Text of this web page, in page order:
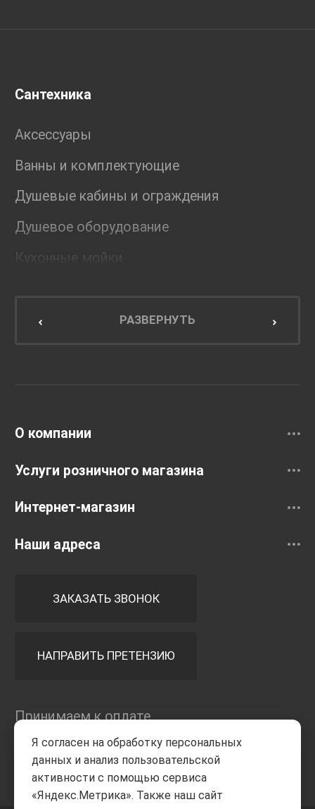
Сантехника
Аксессуары
Ванны и комплектующие
Душевые кабины и ограждения
Душевое оборудование
Кухонные мойки
Мебель для кухниРАЗВЕРНУТЬ
О компании
Услуги розничного магазина
Интернет-магазин
Наши адреса
ЗАКАЗАТЬ ЗВОНОК
НАПРАВИТЬ ПРЕТЕНЗИЮ
Принимаем к оплате
Я согласен на обработку персональных
данных и анализ пользовательской
активности с помощью сервиса
«Яндекс.Метрика». Также наш сайт